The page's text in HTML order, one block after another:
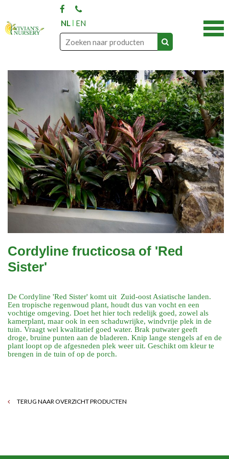
NL EN
Cordyline fructicosa of 'Red
Sister'
De Cordyline 'Red Sister' komt uit Zuid-oost Asiatische landen.
Een tropische regenwoud plant, houdt dus van vocht en een
vochtige omgeving. Doet het hier toch redelijk goed, zowel als
kamerplant, maar ook in een schaduwrijke, windvrije plek in de
tuin. Vraagt wel kwalitatief goed water. Brak putwater geeft
droge, bruine punten aan de bladeren. Knip lange stengels af en de
plant loopt op de afgesneden plek weer uit. Geschikt om kleur te
brengen in de tuin of op de porch.
TERUG NAAR OVERZICHT PRODUCTEN